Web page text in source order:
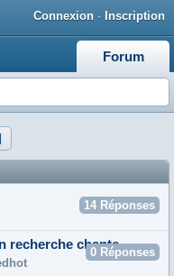
Connexion · Inscription
Forum
14 Réponses
0 Réponses
Groupe rock/groove/funk/fusion recherche chanteur ★ Bordeaux 33